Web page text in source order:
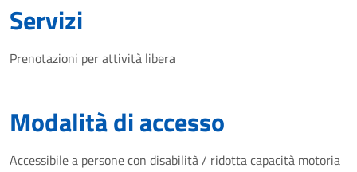
Servizi
Prenotazioni per attività libera
Modalità di accesso
Accessibile a persone con disabilità / ridotta capacità motoria